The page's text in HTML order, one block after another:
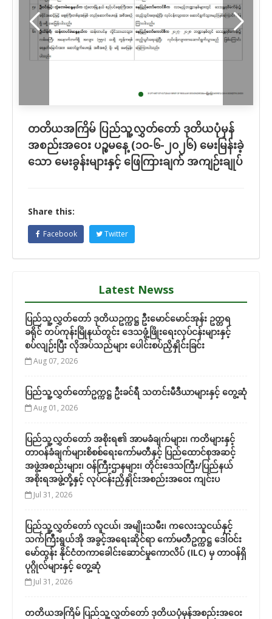
တတိယအကြိမ် ပြည်သူ့လွှတ်တော် ဒုတိယပုံမှန်
အစည်းအဝေး ပဉ္စမနေ့ (၁၀-၆-၂၀၂၆) မေးမြန်းခဲ့
သော မေးခွန်းများနှင့် ဖြေကြားချက် အကျဉ်းချုပ်
Share this:
Facebook Twitter
Latest Newss
ပြည်သူ့လွှတ်တော် ဒုတိယဥက္ကဋ္ဌ ဦးမောင်မောင်အုန်း ဥတ္တရ
ခရိုင် တပ်ကုန်းမြိုနယ်တွင်း ဒေသဖွံ့ဖြိုးရေးလုပ်ငန်းများနှင့်
စပ်လျဉ်းပြီး လိုအပ်သည်များ ပေါင်းစပ်ညှိနှိုင်းခြင်း
Aug 07, 2026
ပြည်သူ့လွှတ်တော်ဥက္ကဋ္ဌ ဦးခင်ရီ သတင်းမီဒီယာများနှင့် တွေ့ဆုံ
Aug 01, 2026
ပြည်သူ့လွှတ်တော် အစိုးရ၏ အာမခံချက်များ၊ ကတိများနှင့်
တာဝန်ခံချက်များစိစစ်ရေးကော်မတီနှင့် ပြည်ထောင်စုအဆင့်
အဖွဲ့အစည်းများ၊ ဝန်ကြီးဌာနများ၊ တိုင်းဒေသကြီး/ပြည်နယ်
အစိုးရအဖွဲ့တို့နှင့် လုပ်ငန်းညှိနှိုင်းအစည်းအဝေး ကျင်းပ
Jul 31, 2026
ပြည်သူ့လွှတ်တော် လူငယ်၊ အမျိုးသမီး၊ ကလေးသူငယ်နှင့်
သက်ကြီးရွယ်အို အခွင့်အရေးဆိုင်ရာ ကော်မတီဥက္ကဋ္ဌ ဒေါ်ဝင်း
မော်ထွန်း နိုင်ငံတကာခေါင်းဆောင်မှုကောလိပ် (ILC) မှ တာဝန်ရှိ
ပုဂ္ဂိုလ်များနှင့် တွေ့ဆုံ
Jul 31, 2026
တတိယအကြိမ် ပြည်သူ့လွှတ်တော် ဒုတိယပုံမှန်အစည်းအဝေး